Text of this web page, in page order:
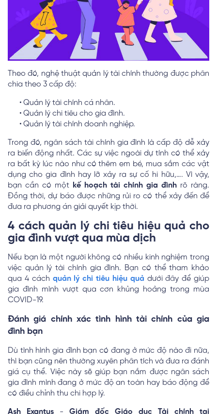
Theo đó, nghệ thuật quản lý tài chính thường được phân
chia theo 3 cấp độ:
Quản lý tài chính cá nhân.
Quản lý chi tiêu cho gia đình.
Quản lý tài chính doanh nghiệp.
Trong đó, ngân sách tài chính gia đình là cấp độ dễ xảy
ra biến động nhất. Các sự việc ngoài dự tính có thể xảy
ra bất kỳ lúc nào như có thêm em bé, mua sắm các vật
dụng cho gia đình hay lỡ xảy ra sự cố hi hữu,…. Vì vậy,
bạn cần có một kế hoạch tài chính gia đình rõ ràng.
Đồng thời, dự báo được những rủi ro có thể xảy đến để
đưa ra phương án giải quyết kịp thời.
4 cách quản lý chi tiêu hiệu quả cho
gia đình vượt qua mùa dịch
Nếu bạn là một người không có nhiều kinh nghiệm trong
việc quản lý tài chính gia đình. Bạn có thể tham khảo
qua 4 cách quản lý chi tiêu hiệu quả dưới đây để giúp
gia đình mình vượt qua cơn khủng hoảng trong mùa
COVID-19.
Đánh giá chính xác tình hình tài chính của gia
đình bạn
Dù tình hình gia đình bạn có đang ở mức độ nào đi nữa,
thì bạn cũng nên thường xuyên phân tích và đưa ra đánh
giá cụ thể. Việc này sẽ giúp bạn nắm được ngân sách
gia đình mình đang ở mức độ an toàn hay báo động để
có điều chỉnh thu chi hợp lý.
Ash Exantus - Giám đốc Giáo dục Tài chính tại